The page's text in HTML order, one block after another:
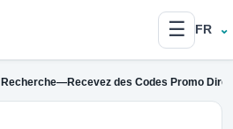
☰ FR
Recherche—Recevez des Codes Promo